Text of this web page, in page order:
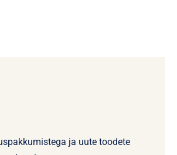
ja uute toodete